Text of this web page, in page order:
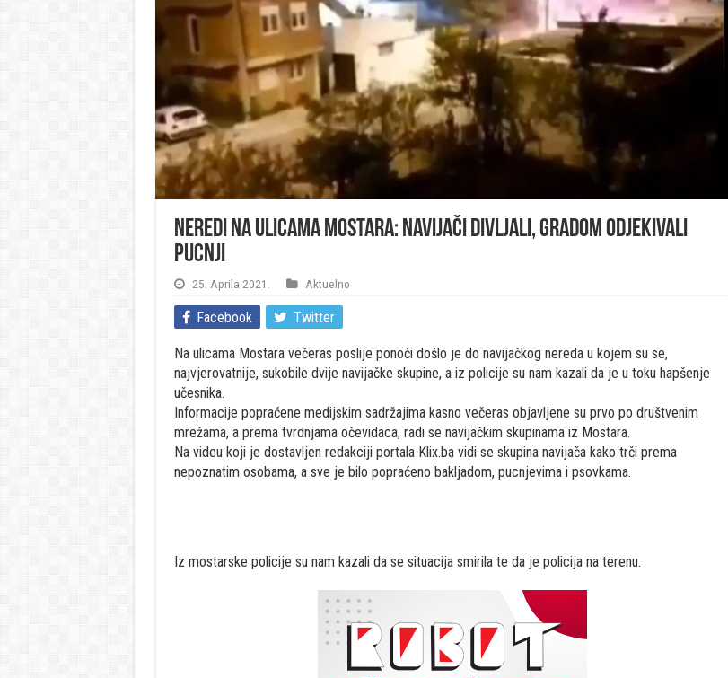
Neredi na ulicama Mostara: Navijači divljali, gradom odjekivali
pucnji
25. Aprila 2021. Aktuelno
Facebook Twitter
Na ulicama Mostara večeras poslije ponoći došlo je do navijačkog nereda u kojem su se,
najvjerovatnije, sukobile dvije navijačke skupine, a iz policije su nam kazali da je u toku hapšenje
učesnika.
Informacije popraćene medijskim sadržajima kasno večeras objavljene su prvo po društvenim
mrežama, a prema tvrdnjama očevidaca, radi se navijačkim skupinama iz Mostara.
Na videu koji je dostavljen redakciji portala Klix.ba vidi se skupina navijača kako trči prema
nepoznatim osobama, a sve je bilo popraćeno bakljadom, pucnjevima i psovkama.
Iz mostarske policije su nam kazali da se situacija smirila te da je policija na terenu.